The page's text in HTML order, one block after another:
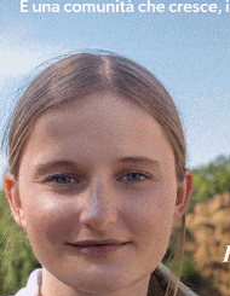
In vetrina 6 Agosto 2026
Gita di famiglia a
divertire i tuoi figli